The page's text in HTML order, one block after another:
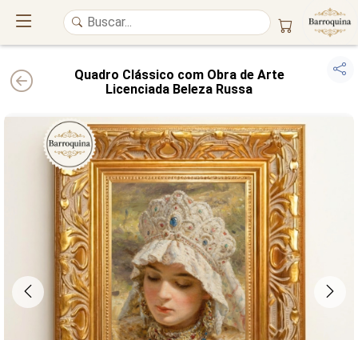
UM ATELIÊ 100% FINE ART
Trazemos a imponência dasmaiores obras de arte do mundo
alto padrão da sua casa. Nosso acervo reúne a genialidade degrandes
pintores renomados, resgatandoartes reaise o requinte inconfundível
das obras doséculo XIX. Produção artesanal emCanvas 100% Algodão
molduras em Madeira Maciçae impressão comPigmentação Mineral
Quadro Clássico com Obra de Arte
Licenciada Beleza Russa